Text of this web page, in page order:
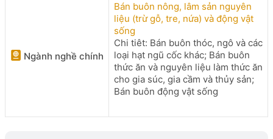
Ngành nghề chính
Bán buôn nông, lâm sản nguyên
liệu (trừ gỗ, tre, nứa) và động vật
sống
Chi tiêt: Bán buôn thóc, ngô và các
loại hạt ngũ cốc khác; Bán buôn
thức ăn và nguyên liệu làm thức ăn
cho gia súc, gia cầm và thủy sản;
Bán buôn động vật sống